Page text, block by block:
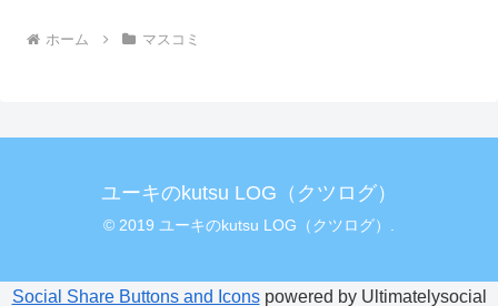
ホーム マスコミ
ユーキのkutsu LOG（クツログ）
© 2019 ユーキのkutsu LOG（クツログ）.
Social Share Buttons and Iconspowered by Ultimatelysocial